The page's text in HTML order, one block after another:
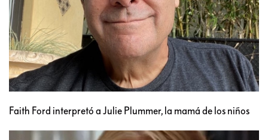
Faith Ford interpretó a Julie Plummer, la mamá de los niños